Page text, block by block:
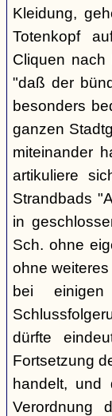
Kleidung,
Totenkopf
Cliquen nach
"daß der
besonders
ganzen
miteinander
artikuliere
Strandbads
in
Sch. ohne
ohne
bei
dürfte
Fortsetzung
handelt,
Verordnung